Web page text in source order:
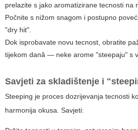
prelazite s jako aromatizirane tecnosti na
Počnite s nižom snagom i postupno
"dry hit".
Dok isprobavate novu tecnost, obratite
tijekom danâ — neke arome "steepaju" s
Savjeti za skladištenje i
Steeping je proces dozrijevanja tecnosti
harmonija okusa. Savjeti: